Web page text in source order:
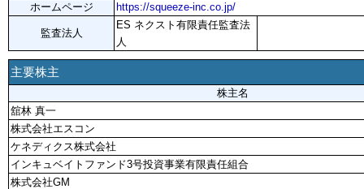
ホームページ
https://squeeze-inc.co.jp/
監査法人
ES ネクスト有限責任監査法
人
主要株主
株主名
舘林 真一
株式会社エスコン
ケネディクス株式会社
インキュベイトファンド3号投資事業有限責任組合
株式会社GM